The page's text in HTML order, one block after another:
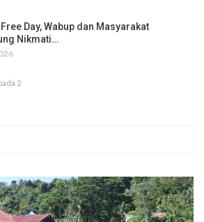
Free Day, Wabup dan Masyarakat
Nikmati…
2